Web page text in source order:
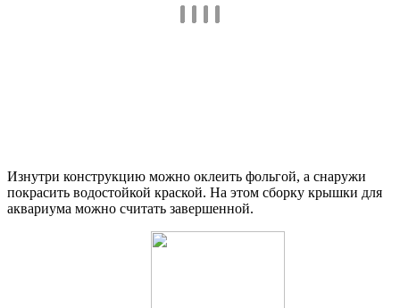
Изнутри конструкцию можно оклеить фольгой, а снаружи
покрасить водостойкой краской. На этом сборку крышки для
аквариума можно считать завершенной.